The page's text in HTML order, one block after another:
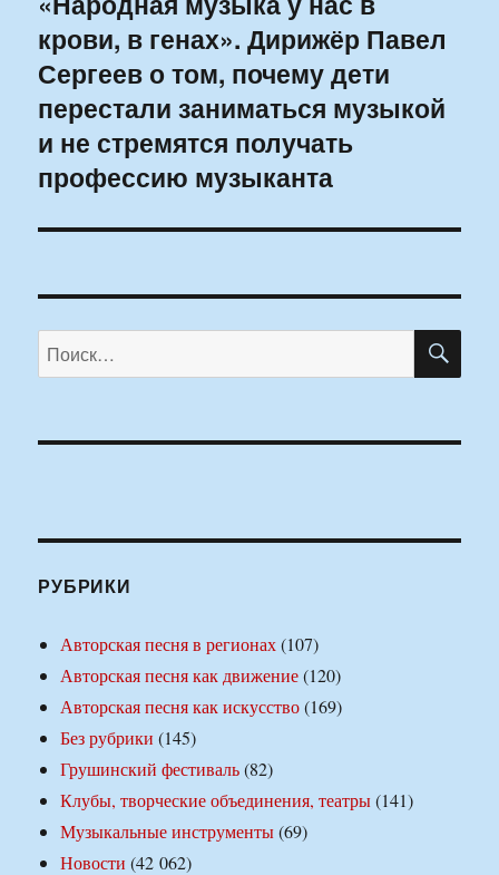
запись:
крови, в генах». Дирижёр Павел
Сергеев о том, почему дети
перестали заниматься музыкой
и не стремятся получать
профессию музыканта
Искать:
РУБРИКИ
Авторская песня в регионах(107)
Авторская песня как движение(120)
Авторская песня как искусство(169)
Без рубрики (145)
Грушинский фестиваль(82)
Клубы, творческие объединения, театры(141)
Музыкальные инструменты(69)
Новости (42 062)